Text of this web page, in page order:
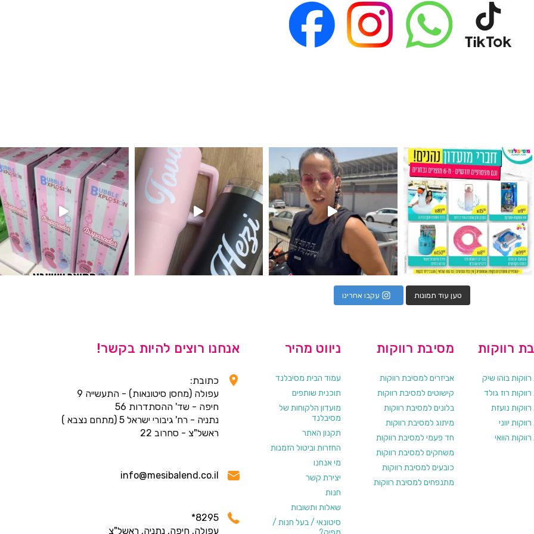
מין העובר רק במסיבלנד !! קיים
כוס נירוסטה ענקית שכול אחד צריך! קיימת באתר ובסניהמוצר הכי מבוקש שלנו מטף לגילוי מין העובר חזר למלא
טען עוד תמונות עקבו אחרינו
אנחנו רוצים להיות בקשר!
כתובת:
עפולה (מחסן סיטונאות) - התעשייה 9
חיפה - שד' ההסתדרות 56
נתניה - רח' גיבורי ישראל 5 (מתחם נצבא )
ראשל"צ - סחרוב 22
info@mesibalend.co.il
8295*
עפולה, חיפה, נתניה, ראשל"צ
ניווט מהיר
עמוד הבית מסיבלנד
תוכנית שותפים
מועדון הלקוחות של
מסיבלנד
תקנון האתר
החזרות וביטול הזמנות
מי אנחנו
יצירת קשר
חנות
שאלות ותשובות
סיטונאי / בעל חנות /
מסיבת רווקות
אביזרים למסיבת רווקות
קישוטים למסיבת רווקות
בלונים למסיבת רווקות
מיתוג למסיבת רווקות
חד פעמי למסיבת רווקות
משחקים למסיבת רווקות
כובעים למסיבת רווקות
מתנפחים למסיבת רווקות
רווקות
בוהו שיק
רוז גולד
נועזת
יווני
הוואי